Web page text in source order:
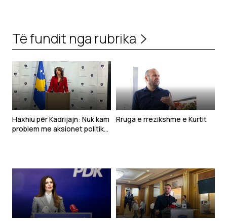
Të fundit nga rubrika
Haxhiu për Kadrijajn: Nuk kam
problem me aksionet politike
Rruga e rrezikshme e Kurtit